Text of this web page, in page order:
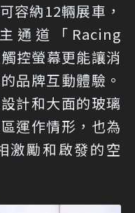
容納12輛展車，
通道「Racing
控螢幕更能讓消
品牌互動體驗。
計和大面的玻璃
運作情形，也為
激勵和啟發的空